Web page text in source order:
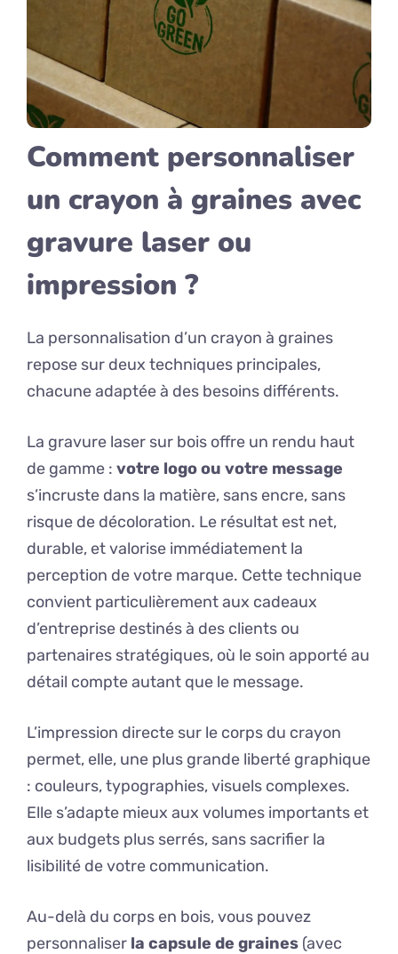
Comment personnaliser
un crayon à graines avec
gravure laser ou
impression ?
La personnalisation d’un crayon à graines
repose sur deux techniques principales,
chacune adaptée à des besoins différents.
La gravure laser sur bois offre un rendu haut
de gamme : votre logo ou votre message
s’incruste dans la matière, sans encre, sans
risque de décoloration. Le résultat est net,
durable, et valorise immédiatement la
perception de votre marque. Cette technique
convient particulièrement aux cadeaux
d’entreprise destinés à des clients ou
partenaires stratégiques, où le soin apporté au
détail compte autant que le message.
L’impression directe sur le corps du crayon
permet, elle, une plus grande liberté graphique
: couleurs, typographies, visuels complexes.
Elle s’adapte mieux aux volumes importants et
aux budgets plus serrés, sans sacrifier la
lisibilité de votre communication.
Au-delà du corps en bois, vous pouvez
personnaliser la capsule de graines (avec